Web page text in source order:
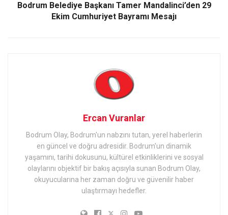
Bodrum Belediye Başkanı Tamer Mandalinci’den 29
Ekim Cumhuriyet Bayramı Mesajı
Ercan Vuranlar
Bodrum Olay, Bodrum'un nabzını tutan, yerel haberlerin
en güncel ve doğru adresidir. Bodrum'un dinamik
yaşamını, tarihi dokusunu, kültürel etkinliklerini ve sosyal
olaylarını objektif bir bakış açısıyla sunan Bodrum Olay,
okuyucularına her zaman doğru ve güvenilir haber
ulaştırmayı hedefler.